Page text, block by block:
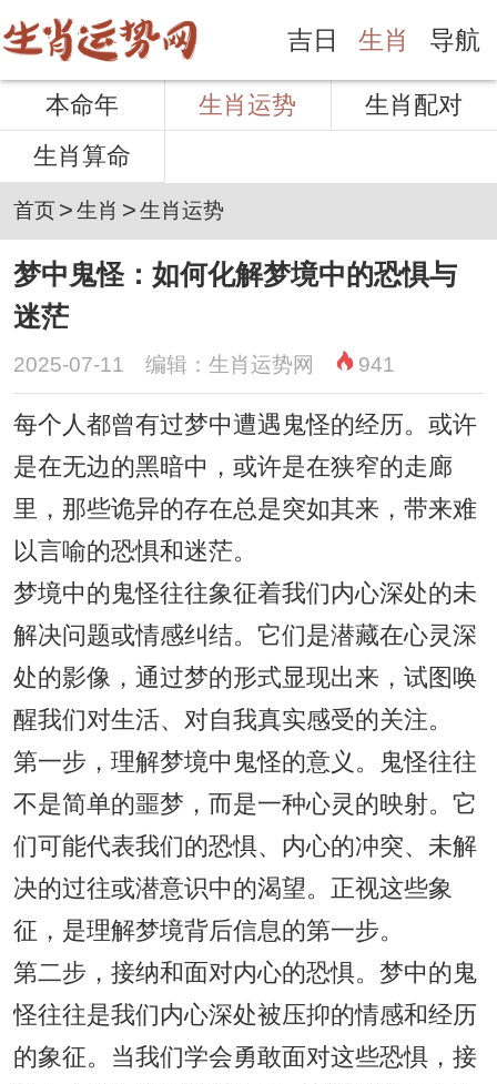
吉日 生肖 导航
本命年 生肖运势
生肖配对
生肖算命
首页>生肖 >生肖运势
梦中鬼怪：如何化解梦境中的恐惧与
迷茫
2025-07-11 编辑：生肖运势网 941
每个人都曾有过梦中遭遇鬼怪的经历。或许
是在无边的黑暗中，或许是在狭窄的走廊
里，那些诡异的存在总是突如其来，带来难
以言喻的恐惧和迷茫。
梦境中的鬼怪往往象征着我们内心深处的未
解决问题或情感纠结。它们是潜藏在心灵深
处的影像，通过梦的形式显现出来，试图唤
醒我们对生活、对自我真实感受的关注。
第一步，理解梦境中鬼怪的意义。鬼怪往往
不是简单的噩梦，而是一种心灵的映射。它
们可能代表我们的恐惧、内心的冲突、未解
决的过往或潜意识中的渴望。正视这些象
征，是理解梦境背后信息的第一步。
第二步，接纳和面对内心的恐惧。梦中的鬼
怪往往是我们内心深处被压抑的情感和经历
的象征。当我们学会勇敢面对这些恐惧，接